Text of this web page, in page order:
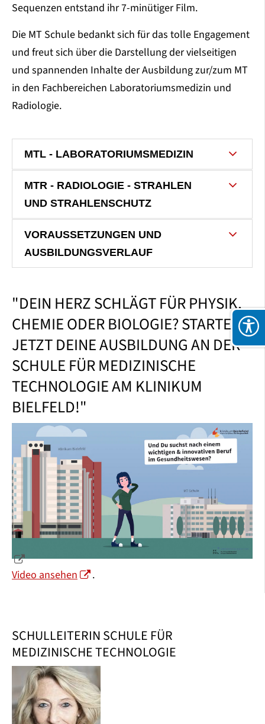
Sequenzen entstand ihr 7-minütiger Film.
Die MT Schule bedankt sich für das tolle Engagement
und freut sich über die Darstellung der vielseitigen
und spannenden Inhalte der Ausbildung zur/zum MT
in den Fachbereichen Laboratoriumsmedizin und
Radiologie.
MTL - LABORATORIUMSMEDIZIN
MTR - RADIOLOGIE - STRAHLEN
UND STRAHLENSCHUTZ
VORAUSSETZUNGEN UND
AUSBILDUNGSVERLAUF
"DEIN HERZ SCHLÄGT FÜR PHYSIK,
CHEMIE ODER BIOLOGIE? STARTE
JETZT DEINE AUSBILDUNG AN DER
SCHULE FÜR MEDIZINISCHE
TECHNOLOGIE AM KLINIKUM
BIELFELD!"
Video ansehen .
SCHULLEITERIN SCHULE FÜR
MEDIZINISCHE TECHNOLOGIE